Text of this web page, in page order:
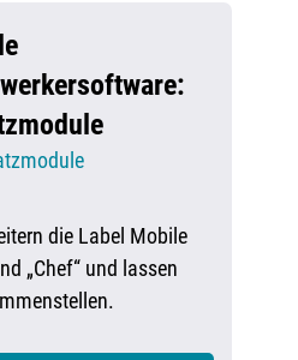
die Label Mobile
„Chef“ und lassen